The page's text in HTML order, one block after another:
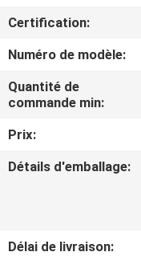
A
PROPOS
DE
NOUS
Certification:
Numéro de modèle:
Quantité de
commande min:
Prix:
Détails d'emballage:
Délai de livraison: